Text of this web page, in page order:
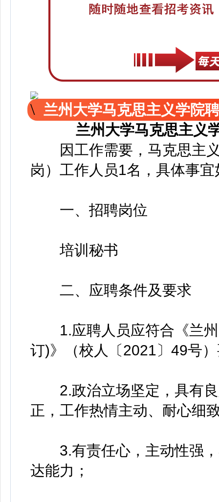
兰州大学马克思主义学院
兰州大学马克思主义
因工作需要，马克思主义
岗）工作人员1名，具体事宜
一、招聘岗位
培训秘书
二、应聘条件及要求
1.应聘人员应符合《兰州
订)》（校人〔2021〕49号
2.政治立场坚定，具有良
正，工作热情主动、耐心细
3.有责任心，主动性强，
达能力；